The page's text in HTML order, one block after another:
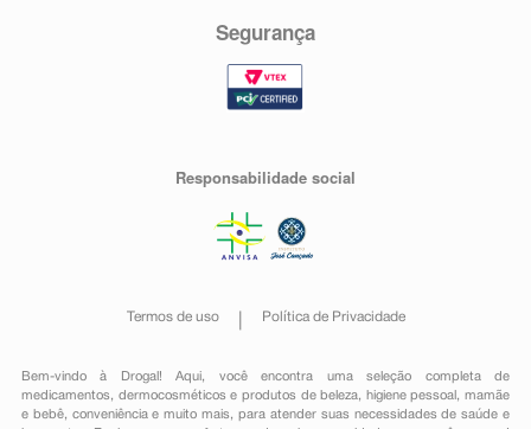
Segurança
Responsabilidade social
Termos de uso Política de Privacidade
Bem-vindo à Drogal! Aqui, você encontra uma seleção completa de
medicamentos , dermocosméticos e produtos de beleza, higiene pessoal ,mamãe
e bebê, conveniênciae muito mais, para atender suas necessidades de saúde e